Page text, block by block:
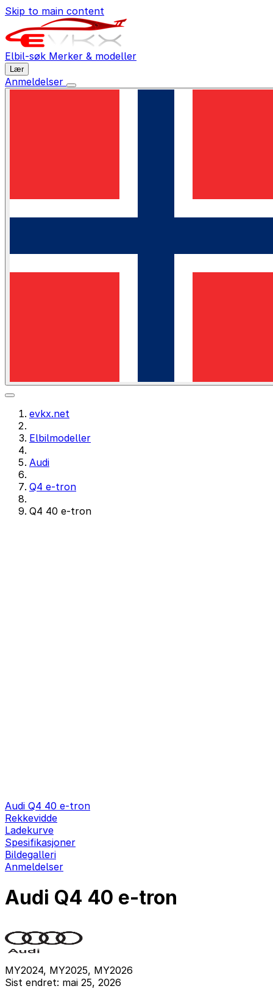
Skip to main content
Elbil-søk Merker & modeller
Lær
Anmeldelser
evkx.net
Elbilmodeller
Audi
Q4 e-tron
Q4 40 e-tron
Audi Q4 40 e-tron
Rekkevidde
Ladekurve
Spesifikasjoner
Bildegalleri
Anmeldelser
Audi Q4 40 e-tron
MY2024, MY2025, MY2026
Sist endret: mai 25, 2026